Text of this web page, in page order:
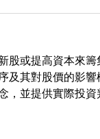
股或提高資本來
及其對股價的影
，並提供實際投